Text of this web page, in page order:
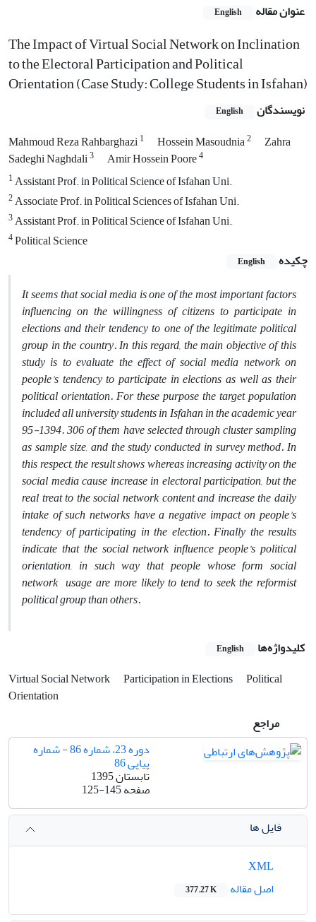
عنوان مقاله English
The Impact of Virtual Social Network on Inclination
to the Electoral Participation and Political
Orientation (Case Study: College Students in Isfahan)
نویسندگان English
Mahmoud Reza Rahbarghazi1 Hossein Masoudnia2
Zahra
Sadeghi Naghdali3 Amir Hossein Poore4
1Assistant Prof. in Political Science of Isfahan Uni.
2Associate Prof. in Political Sciences of Isfahan Uni.
3Assistant Prof. in Political Science of Isfahan Uni.
4Political Science
چکیده
English
Itseems that social media is one of the most important factors
influencing on the willingness of citizens to participate in
elections and their tendency to one of the legitimate political
group in the country. In this regard, the main objective of this
study is to evaluate the effect of social media network on
people's tendency to participate in elections as well as their
political orientation. For these purpose the target population
included all university students in Isfahan in the academic year
95-1394. 306 of them have selected through cluster sampling
as sample size, and the study conducted in survey method. In
this respect, the result shows whereas increasing activity on the
social media cause increase in electoral participation, but the
real treat to the social network content and increase the daily
intake of such networks have a negative impact on people's
tendency of participating in the election. Finally the results
indicate that the social network influence people’s political
orientation, in such way that people whose form social
network usage are more likely to tend to seek the reformist
political group thanothers.
کلیدواژه‌ها English
Virtual Social Network Participation in Elections
Political
Orientation
مراجع
دوره 23، شماره 86 - شماره
پیاپی 86
تابستان 1395
صفحه125-145
فایل ها
اصل مقاله
377.27 K